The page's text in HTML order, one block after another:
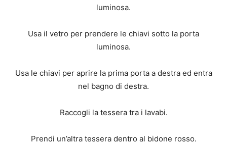
luminosa.
Usa il vetro per prendere le chiavi sotto la porta
luminosa.
Usa le chiavi per aprire la prima porta a destra ed entra
nel bagno di destra.
Raccogli la tessera tra i lavabi.
Prendi un’altra tessera dentro al bidone rosso.